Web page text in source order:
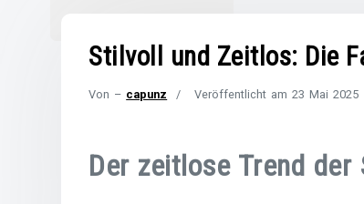
Stilvoll und Zeitlos: Die
Von – capunz Veröffentlicht am23 Mai 2025
Der zeitlose Trend der